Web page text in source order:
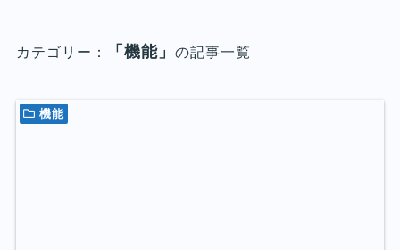
カテゴリー： 「機能」 の記事一覧
機能